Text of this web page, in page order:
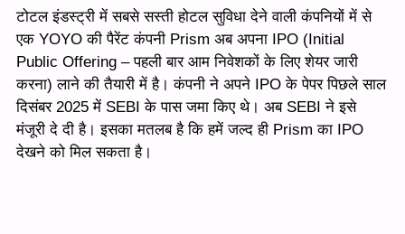
टोटल इंडस्ट्री में सबसे सस्ती होटल सुविधा देने वाली कंपनियों में से
एक YOYO की पैरेंट कंपनी Prism अब अपना IPO (Initial
Public Offering – पहली बार आम निवेशकों के लिए शेयर जारी
करना) लाने की तैयारी में है। कंपनी ने अपने IPO के पेपर पिछले साल
दिसंबर 2025 में SEBI के पास जमा किए थे। अब SEBI ने इसे
मंजूरी दे दी है। इसका मतलब है कि हमें जल्द ही Prism का IPO
देखने को मिल सकता है।